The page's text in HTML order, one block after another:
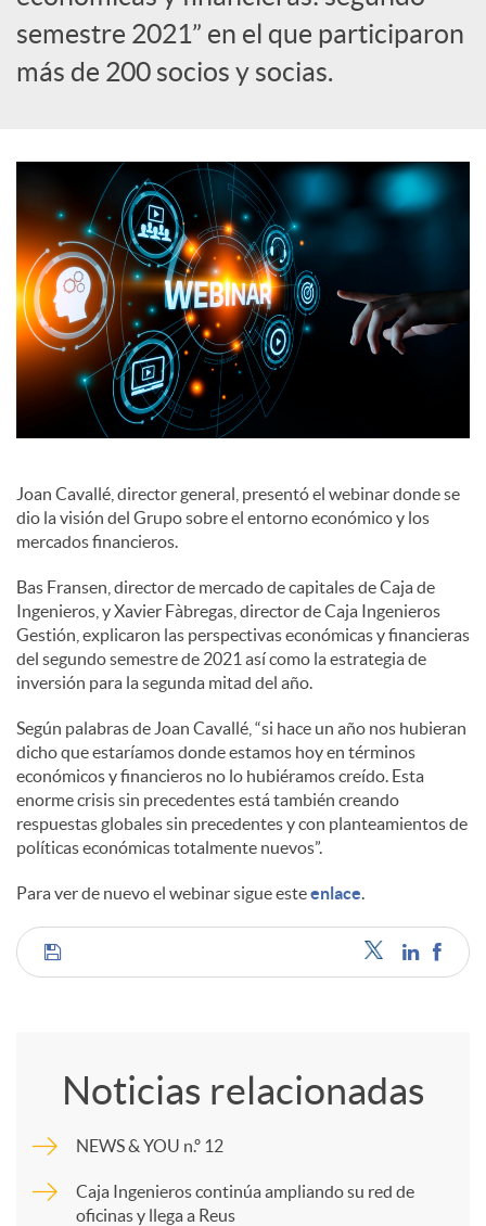
i
l
e
s
semestre 2021” en el que participaron
más de 200 socios y socias.
Joan Cavallé, director general, presentó el webinar donde se
dio la visión del Grupo sobre el entorno económico y los
mercados financieros.
Bas Fransen, director de mercado de capitales de Caja de
Ingenieros, y Xavier Fàbregas, director de Caja Ingenieros
Gestión, explicaron las perspectivas económicas y financieras
del segundo semestre de 2021 así como la estrategia de
inversión para la segunda mitad del año.
Según palabras de Joan Cavallé, “si hace un año nos hubieran
dicho que estaríamos donde estamos hoy en términos
económicos y financieros no lo hubiéramos creído. Esta
enorme crisis sin precedentes está también creando
respuestas globales sin precedentes y con planteamientos de
políticas económicas totalmente nuevos”.
Para ver de nuevo el webinar sigue esteenlace.
C
p
Noticias relacionadas
NEWS & YOU n.º 12
Caja Ingenieros continúa ampliando su red de
oficinas y llega a Reus